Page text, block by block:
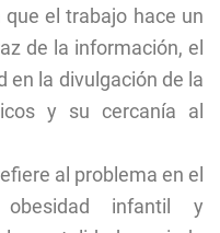
que el trabajo hace un
de la información, el
en la divulgación de la
y su cercanía al
al problema en el
obesidad infantil y